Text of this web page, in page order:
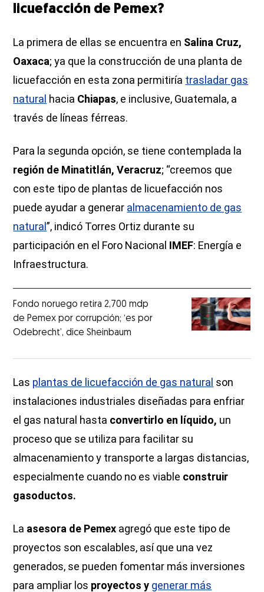
licuefacción de Pemex?
La primera de ellas se encuentra en Salina Cruz,
Oaxaca; ya que la construcción de una planta de
licuefacción en esta zona permitiría trasladar gas
natural hacia Chiapas, e inclusive, Guatemala, a
través de líneas férreas.
Para la segunda opción, se tiene contemplada la
región de Minatitlán, Veracruz; “creemos que
con este tipo de plantas de licuefacción nos
puede ayudar a generar almacenamiento de gas
natural”, indicó Torres Ortiz durante su
participación en el Foro Nacional IMEF: Energía e
Infraestructura.
Fondo noruego retira 2,700 mdp
de Pemex por corrupción; ‘es por
Odebrecht’, dice Sheinbaum
Las plantas de licuefacción de gas natural son
instalaciones industriales diseñadas para enfriar
el gas natural hasta convertirlo en líquido, un
proceso que se utiliza para facilitar su
almacenamiento y transporte a largas distancias,
especialmente cuando no es viable construir
gasoductos.
La asesora de Pemex agregó que este tipo de
proyectos son escalables, así que una vez
generados, se pueden fomentar más inversiones
para ampliar los proyectos y generar más